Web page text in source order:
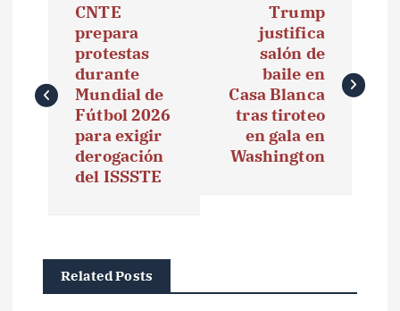
e
CNTE
prepara
protestas
durante
Mundial de
Fútbol 2026
para exigir
derogación
del ISSSTE
Trump
justifica
salón de
baile en
Casa Blanca
tras tiroteo
en gala en
Washington
Related Posts